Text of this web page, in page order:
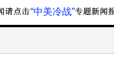
“中美冷战”